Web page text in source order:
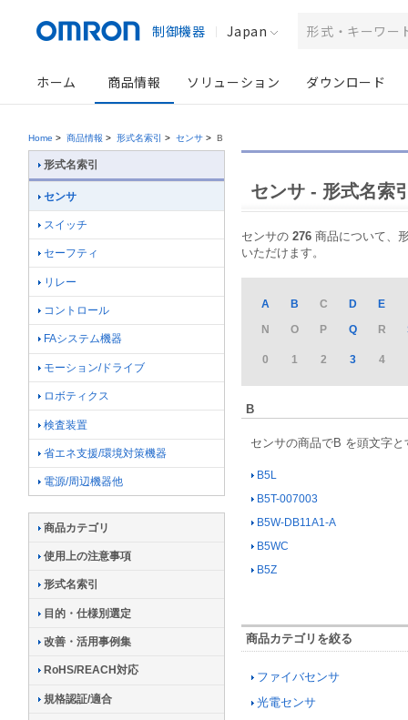
制御機器 Japan
ホーム 商品情報 ソリューション ダウンロード
Home > 商品情報 > 形式名索引 > センサ > B
センサ - 形式名索
センサの 276 商品について、
いただけます。
A B C D E
N
O P Q R
0 1 2 3 4
B
センサの商品でB を頭文字
B5L
B5T-007003
B5W-DB11A1-A
B5WC
B5Z
商品カテゴリを絞る
ファイバセンサ
光電センサ
形式名索引
センサ
スイッチ
セーフティ
リレー
コントロール
FAシステム機器
モーション/ドライブ
ロボティクス
検査装置
省エネ支援/環境対策機器
電源/周辺機器他
商品カテゴリ
使用上の注意事項
形式名索引
目的・仕様別選定
改善・活用事例集
RoHS/REACH対応
規格認証/適合